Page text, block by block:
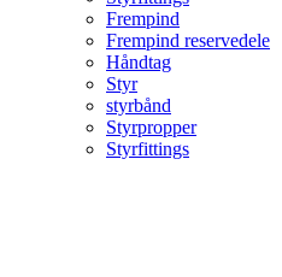
Frempind
Frempind reservedele
Håndtag
Styr
styrbånd
Styrpropper
Styrfittings